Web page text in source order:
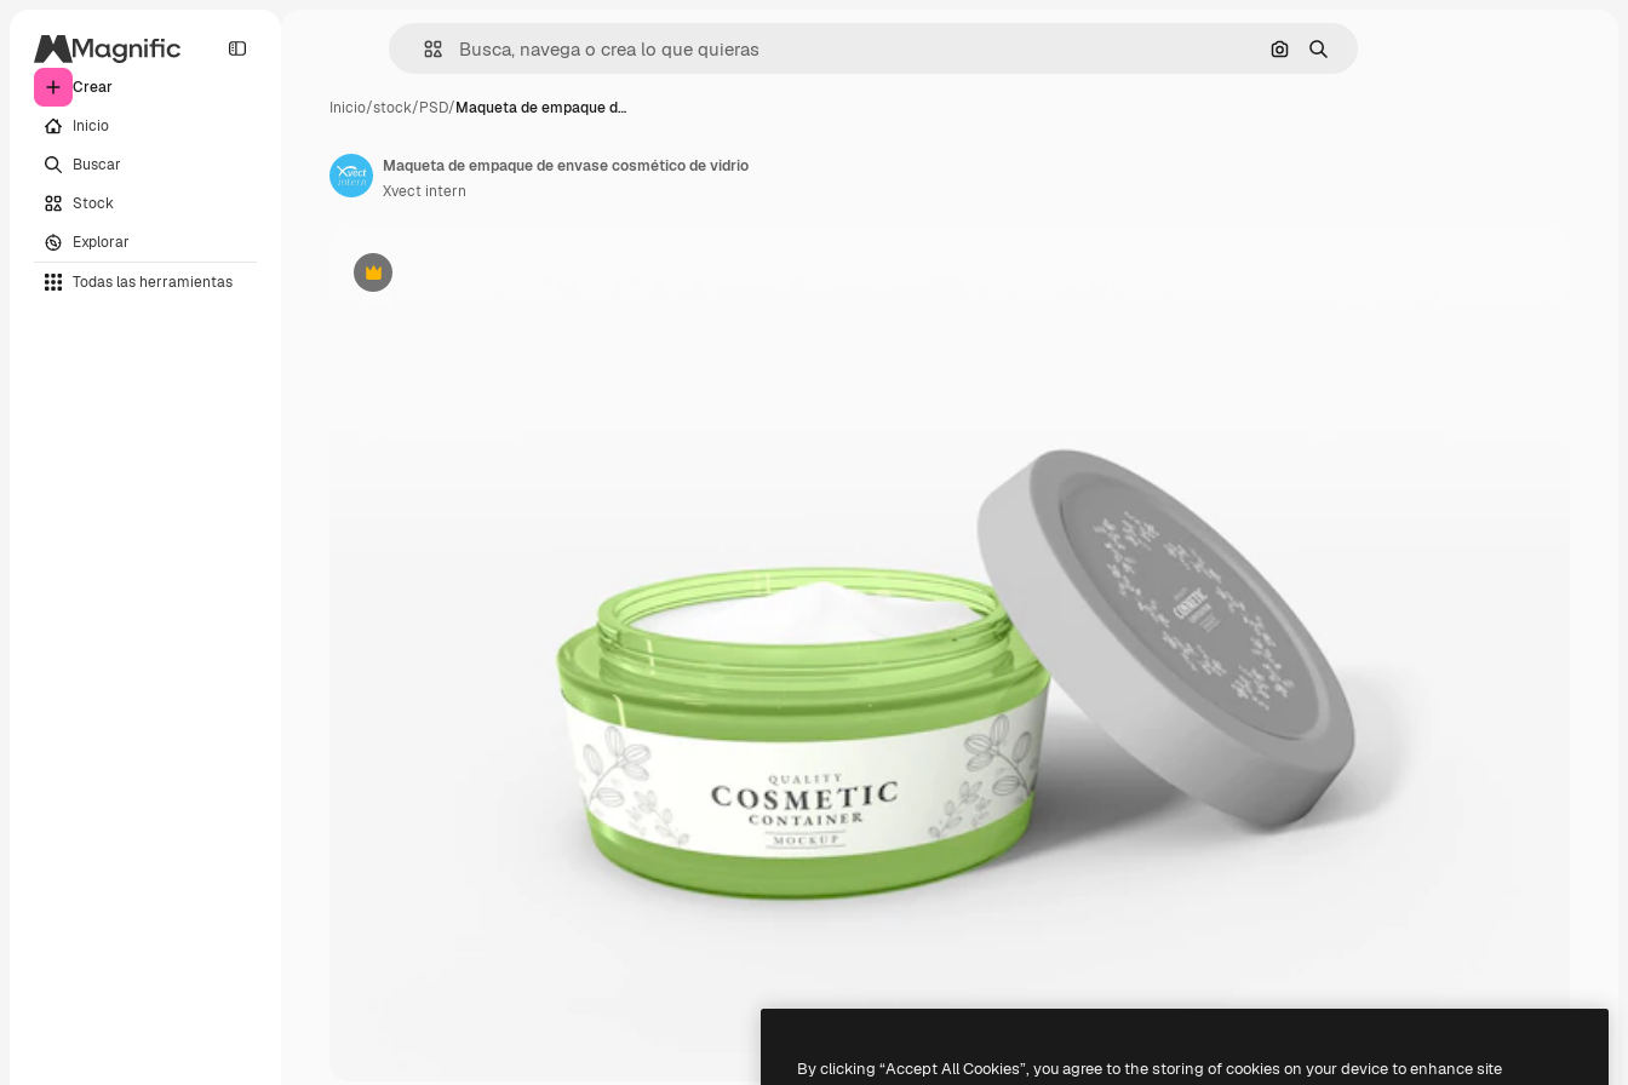
Crear
Inicio
Buscar
Stock
Explorar
Todas las herramientas
Buscar por imagen
Buscar
Inicio/stock/PSD/Maqueta de empaque d…
Premium
Maqueta de empaque de envase cosmético de vidrio
Xvect intern
By clicking “Accept All Cookies”, you agree to the storing of cookies on your device to enhance site